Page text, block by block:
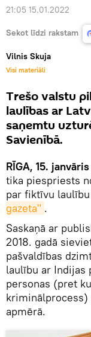
21:05 15.01.2022
Sekot līdzi rakstam
Vilnis Skuja
Visi materiāli
Trešo valstu
laulības ar
saņemtu
Savienībā.
RĪGA, 15.
tika piespriests
par fiktīvu
gazeta" .
Saskaņā ar
2018. gadā
pašvaldības
laulību ar Indijas
personas (pret
kriminālprocess)
apmērā.